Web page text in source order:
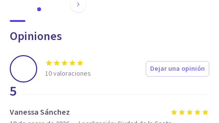
Opiniones
5
10valoraciones Dejar una opinión
Vanessa Sánchez